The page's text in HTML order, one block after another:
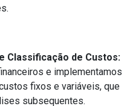
Classificação de Custos:
e implementamos
fixos e variáveis, que
subsequentes.